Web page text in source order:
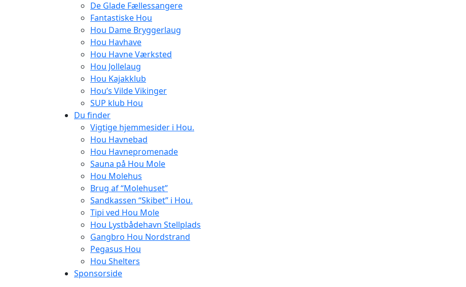
De Glade Fællessangere
Fantastiske Hou
Hou Dame Bryggerlaug
Hou Havhave
Hou Havne Værksted
Hou Jollelaug
Hou Kajakklub
Hou’s Vilde Vikinger
SUP klub Hou
Du finder
Vigtige hjemmesider i Hou.
Hou Havnebad
Hou Havnepromenade
Sauna på Hou Mole
Hou Molehus
Brug af “Molehuset”
Sandkassen “Skibet” i Hou.
Tipi ved Hou Mole
Hou Lystbådehavn Stellplads
Gangbro Hou Nordstrand
Pegasus Hou
Hou Shelters
Sponsorside